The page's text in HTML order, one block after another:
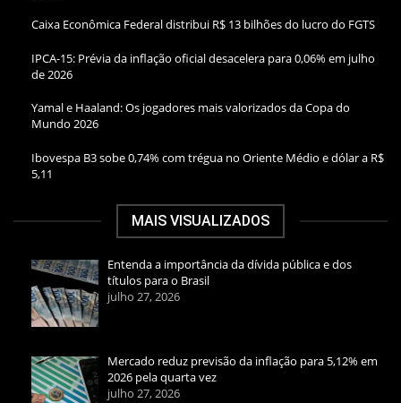
Caixa Econômica Federal distribui R$ 13 bilhões do lucro do FGTS
IPCA-15: Prévia da inflação oficial desacelera para 0,06% em julho
de 2026
Yamal e Haaland: Os jogadores mais valorizados da Copa do
Mundo 2026
Ibovespa B3 sobe 0,74% com trégua no Oriente Médio e dólar a R$
5,11
MAIS VISUALIZADOS
Entenda a importância da dívida pública e dos
títulos para o Brasil
julho 27, 2026
Mercado reduz previsão da inflação para 5,12% em
2026 pela quarta vez
julho 27, 2026